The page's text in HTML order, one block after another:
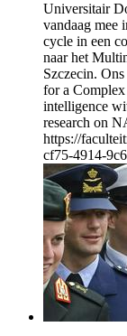
Universitair
vandaag mee
cycle in een
naar het
Szczecin.
for a
intelligence
research on
https://
cf75-4914-